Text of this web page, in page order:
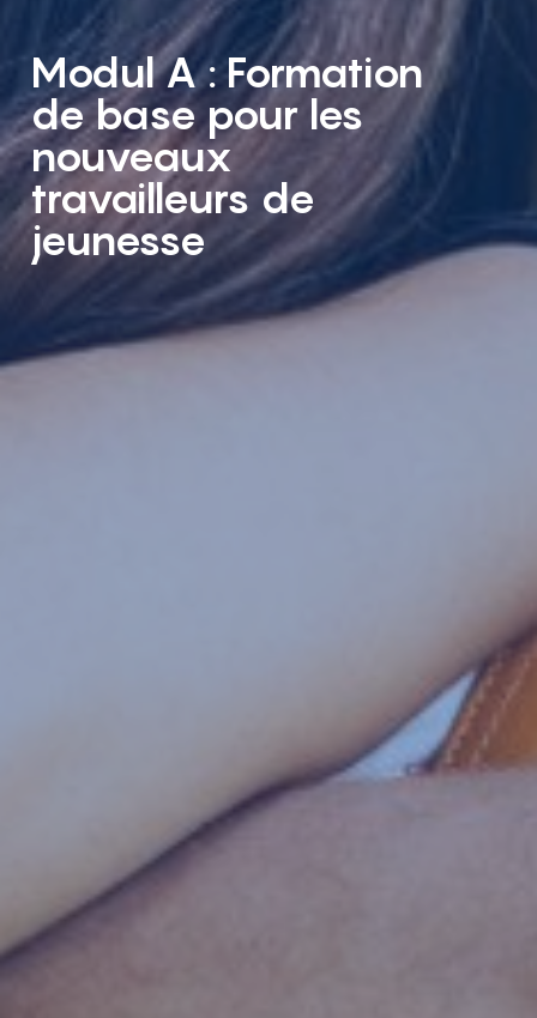
Modul A : Formation
de base pour les
nouveaux
travailleurs de
jeunesse